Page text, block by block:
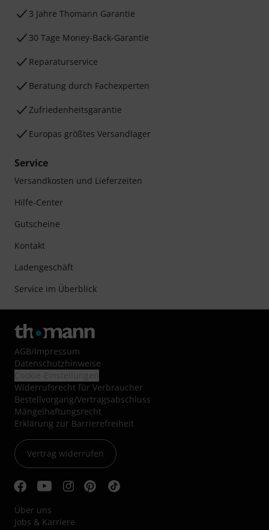
3 Jahre Thomann Garantie
30 Tage Money-Back-Garantie
Reparaturservice
Beratung durch Fachexperten
Zufriedenheitsgarantie
Europas größtes Versandlager
Service
Versandkosten und Lieferzeiten
Hilfe-Center
Gutscheine
Kontakt
Ladengeschäft
Service im Überblick
AGB/Impressum
Datenschutzhinweise
Widerrufsrecht für Verbraucher
Bestellvorgang/Vertragsabschluss
Mängelhaftungsrecht
Erklärung zur Barrierefreiheit
Vertrag widerrufen
Über uns
Jobs & Karriere